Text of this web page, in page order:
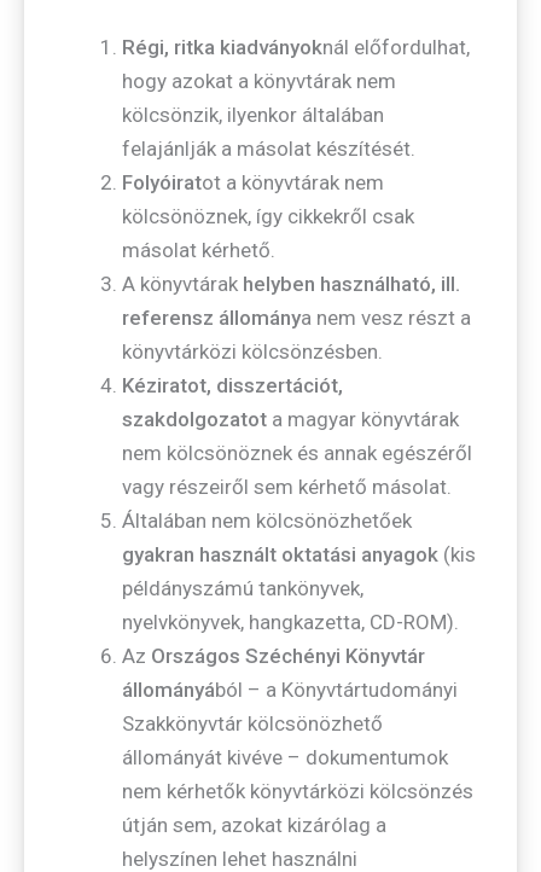
Régi, ritka kiadványoknál előfordulhat,
hogy azokat a könyvtárak nem
kölcsönzik, ilyenkor általában
felajánlják a másolat készítését.
Folyóiratot a könyvtárak nem
kölcsönöznek, így cikkekről csak
másolat kérhető.
A könyvtárak helyben használható, ill.
referensz állománya nem vesz részt a
könyvtárközi kölcsönzésben.
Kéziratot, disszertációt,
szakdolgozatot a magyar könyvtárak
nem kölcsönöznek és annak egészéről
vagy részeiről sem kérhető másolat.
Általában nem kölcsönözhetőek
gyakran használt oktatási anyagok (kis
példányszámú tankönyvek,
nyelvkönyvek, hangkazetta, CD-ROM).
Az Országos Széchényi Könyvtár
állományából – a Könyvtártudományi
Szakkönyvtár kölcsönözhető
állományát kivéve – dokumentumok
nem kérhetők könyvtárközi kölcsönzés
útján sem, azokat kizárólag a
helyszínen lehet használni